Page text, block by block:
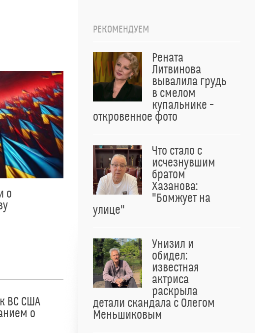
о
ВС США
о
РЕКОМЕНДУЕМ
Рената
Литвинова
вывалила грудь
в смелом
купальнике –
откровенное фото
Что стало с
исчезнувшим
братом
Хазанова:
"Бомжует на
улице"
Унизил и
обидел:
известная
актриса
раскрыла
детали скандала с Олегом
Меньшиковым